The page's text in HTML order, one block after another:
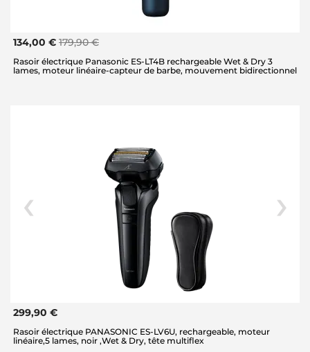
134,00 € 179,90 €
Rasoir électrique Panasonic ES-LT4B rechargeable Wet & Dry 3
lames, moteur linéaire-capteur de barbe, mouvement bidirectionnel
299,90 €
Rasoir électrique PANASONIC ES-LV6U, rechargeable, moteur
linéaire,5 lames, noir ,Wet & Dry, tête multiflex